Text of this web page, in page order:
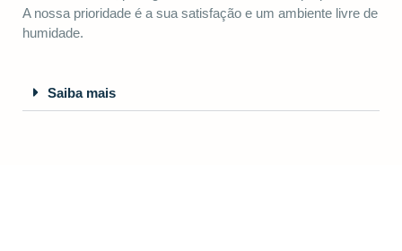
A nossa prioridade é a sua satisfação e um ambiente livre de
humidade.
Saiba mais